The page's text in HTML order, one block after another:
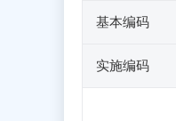
基本编码
实施编码